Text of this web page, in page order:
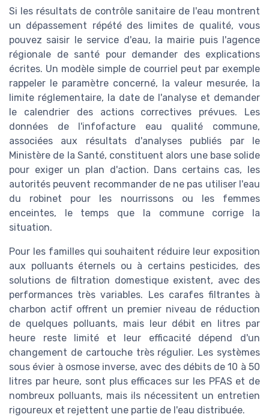
Si les résultats de contrôle sanitaire de l'eau montrent
un dépassement répété des limites de qualité, vous
pouvez saisir le service d'eau, la mairie puis l'agence
régionale de santé pour demander des explications
écrites. Un modèle simple de courriel peut par exemple
rappeler le paramètre concerné, la valeur mesurée, la
limite réglementaire, la date de l'analyse et demander
le calendrier des actions correctives prévues. Les
données de l'infofacture eau qualité commune,
associées aux résultats d'analyses publiés par le
Ministère de la Santé, constituent alors une base solide
pour exiger un plan d'action. Dans certains cas, les
autorités peuvent recommander de ne pas utiliser l'eau
du robinet pour les nourrissons ou les femmes
enceintes, le temps que la commune corrige la
situation.
Pour les familles qui souhaitent réduire leur exposition
aux polluants éternels ou à certains pesticides, des
solutions de filtration domestique existent, avec des
performances très variables. Les carafes filtrantes à
charbon actif offrent un premier niveau de réduction
de quelques polluants, mais leur débit en litres par
heure reste limité et leur efficacité dépend d'un
changement de cartouche très régulier. Les systèmes
sous évier à osmose inverse, avec des débits de 10 à 50
litres par heure, sont plus efficaces sur les PFAS et de
nombreux polluants, mais ils nécessitent un entretien
rigoureux et rejettent une partie de l'eau distribuée.